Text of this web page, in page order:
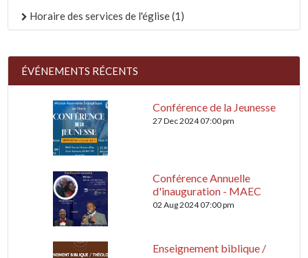
Horaire des services de l'église (1)
ÉVÉNEMENTS RÉCENTS
Conférence de la Jeunesse
27 Dec 2024 07:00 pm
Conférence Annuelle
d'inauguration - MAEC
02 Aug 2024 07:00 pm
Enseignement biblique /